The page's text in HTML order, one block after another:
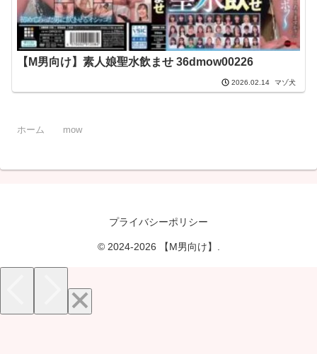
【M男向け】素人娘聖水飲ませ 36dmow00226
2026.02.14 マゾ犬
ホーム mow
プライバシーポリシー
© 2024-2026 【M男向け】.